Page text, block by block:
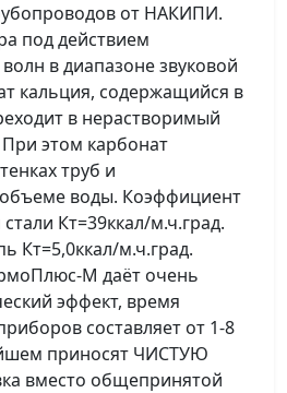
от НАКИПИ.
под действием
в диапазоне звуковой
кальция, содержащийся в
в нерастворимый
этом карбонат
труб и
воды. Коэффициент
Кт=39ккал/м.ч.град.
Кт=5,0ккал/м.ч.град.
М даёт очень
эффект, время
составляет от 1-8
приносят ЧИСТУЮ
вместо общепринятой